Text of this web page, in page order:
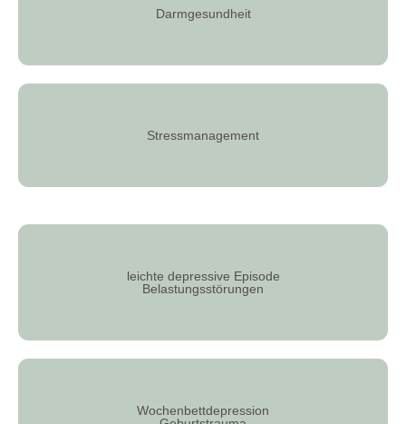
Darmgesundheit
Stressmanagement
leichte depressive Episode
Belastungsstörungen
Wochenbettdepression